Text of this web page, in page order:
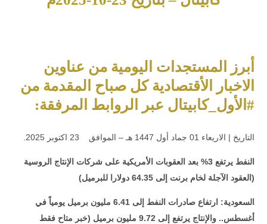
أبرز المستجدات اليومية من عناوين
الاخبار الأقتصادية كل صباح المقدمة من
#الأول_كابيتال عبر الروابط المرفقة:
.التاريخ | الاريعاء 01 جماد أول 1447 هـ – الموافق 23 اكتوبر 2025
النفط يرتفع 3% بعد العقوبات الأمريكية على شركات الإنتاج الروسية
(العقود الآجلة لخام برنت إلى 64.35 دولارا للبرميل)
السعودية: ارتفاع صادرات النفط إلى 6.41 مليون برميل يومياً في
أغسطس.. والإنتاج يرتفع إلى 9.72 مليون برميل (خبر متاح فقط